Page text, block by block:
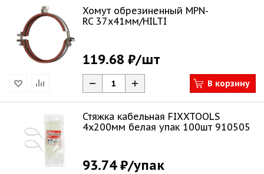
Хомут обрезиненный MPN-
RC 37х41мм/HILTI
119.68 ₽/шт
В корзину
Стяжка кабельная FIXXTOOLS
4х200мм белая упак 100шт 910505
93.74 ₽/упак